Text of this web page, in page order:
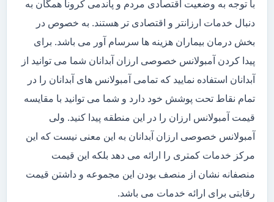
با توجه به وضعیت اقتصادی مردم و پاندمی کرونا همگان به
دنبال خدمات ارزانتر و اقتصادی تر هستند. به خصوص در
بخش درمان بیماران هزینه ها سرسام آور می باشد. برای
پیدا کردن آمبولانس خصوصی ارزان آبدانان شما می توانید از
آبدانان استفاده نمایید که تمامی آمبولانس های آبدانان را در
تمام نقاط تحت پوشش خود دارد و شما می توانید با مقایسه
قیمت آمبولانس ارزان را در این منطقه پیدا کنید. ولی
آمبولانس خصوصی ارزان آبدانان به این معنی نیست که این
مرکز خدمات کمتری را ارائه می دهد بلکه این قیمت
منصفانه نشان از منصف بودن این مجموعه و داشتن قیمت
رقابتی برای ارائه خدمات می باشد.